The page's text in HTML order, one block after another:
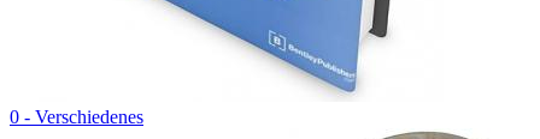
0 - Verschiedenes